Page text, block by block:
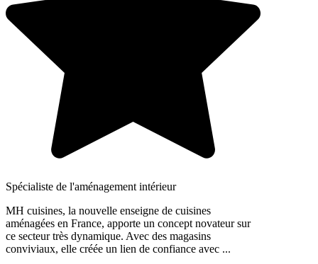
Spécialiste de l'aménagement intérieur
MH cuisines, la nouvelle enseigne de cuisines
aménagées en France, apporte un concept novateur sur
ce secteur très dynamique. Avec des magasins
conviviaux, elle créée un lien de confiance avec ...